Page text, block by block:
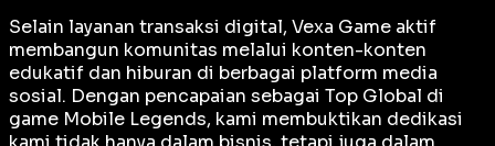
Selain layanan transaksi digital, Vexa Game aktif
membangun komunitas melalui konten-konten
edukatif dan hiburan di berbagai platform media
sosial. Dengan pencapaian sebagai Top Global di
game Mobile Legends, kami membuktikan dedikasi